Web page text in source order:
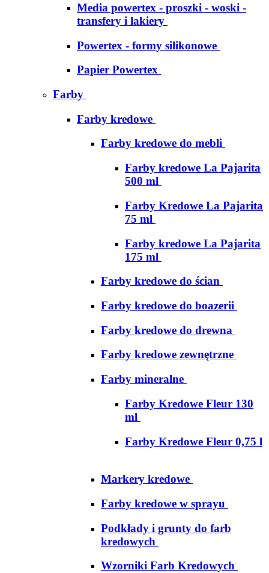
Media powertex - proszki - woski -
transfery i lakiery
Powertex - formy silikonowe
Papier Powertex
Farby
Farby kredowe
Farby kredowe do mebli
Farby kredowe La Pajarita
500 ml
Farby Kredowe La Pajarita
75 ml
Farby kredowe La Pajarita
175 ml
Farby kredowe do ścian
Farby kredowe do boazerii
Farby kredowe do drewna
Farby kredowe zewnętrzne
Farby mineralne
Farby Kredowe Fleur 130
ml
Farby Kredowe Fleur 0,75 l
Markery kredowe
Farby kredowe w sprayu
Podkłady i grunty do farb
kredowych
Wzorniki Farb Kredowych